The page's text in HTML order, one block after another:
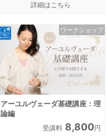
詳細はこちら
アーユルヴェーダ基礎講座：理
論編
受講料 8,800円
ワークショップ